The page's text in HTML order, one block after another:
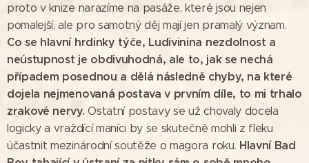
proto v knize narazíme na pasáže, které jsou nejen
pomalejší, ale pro samotný děj mají jen pramalý význam.
Co se hlavní hrdinky týče, Ludivinina nezdolnost a
neústupnost je obdivuhodná, ale to, jak se nechá
případem posednou a dělá následně chyby, na které
dojela nejmenovaná postava v prvním díle, to mi trhalo
zrakové nervy. Ostatní postavy se už chovaly docela
logicky a vraždící maníci by se skutečně mohli z fleku
účastnit mezinárodní soutěže o magora roku. Hlavní Bad